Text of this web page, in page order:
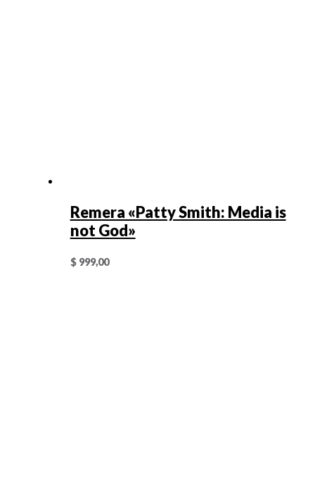
Remera «Patty Smith: Media is
not God»
$999,00